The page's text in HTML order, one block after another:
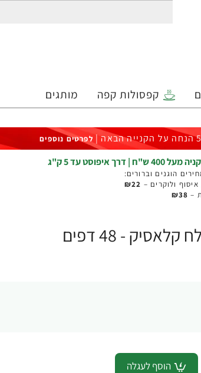
קפסולות קפה מותגים
לפרטים נוספים
איפוסט עד 5 ק"ג
הוגנים וברורים:
ולוקרים – ₪22
–
₪38
- 48 דפים
הוסף לעגלה